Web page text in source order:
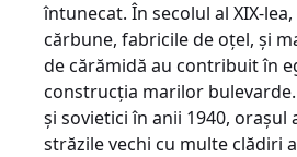
întunecat. În secolul al XIX-
cărbune, fabricile de oțel, și
de cărămidă au contribuit în
construcția marilor
și sovietici în anii 1940, orașul
străzile vechi cu multe clădiri